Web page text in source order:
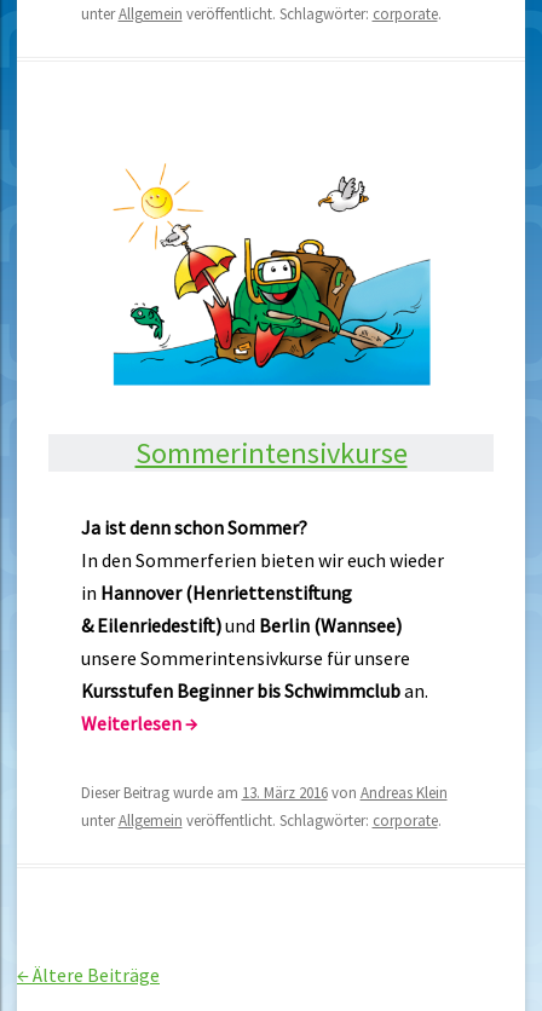
unterAllgemein veröffentlicht. Schlagwörter: corporate.
Sommerintensivkurse
Ja ist denn schon Sommer?
In den Sommerferien bieten wir euch wieder
in Hannover (Henriettenstiftung
& Eilenriedestift)und Berlin (Wannsee)
unsere Sommerintensivkurse für unsere
Kursstufen Beginner bis Schwimmcluban.
Weiterlesen→
Dieser Beitrag wurde am 13. März 2016von Andreas Klein
unterAllgemein veröffentlicht. Schlagwörter: corporate.
Beitragsnavigation
←Ältere Beiträge